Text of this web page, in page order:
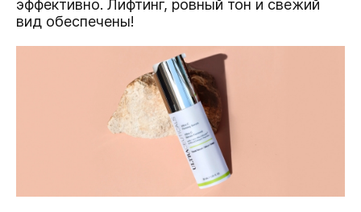
эффективно. Лифтинг, ровный тон и свежий
вид обеспечены!